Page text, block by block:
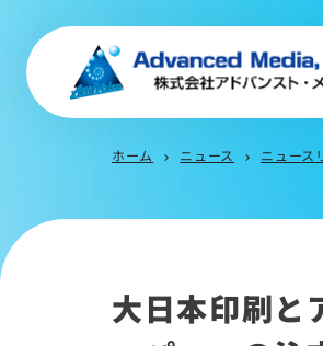
会社概要
トップメッセージ
サステナビリティ
ホーム chevron_right ニュース chevron_right ニュース
大日本印刷